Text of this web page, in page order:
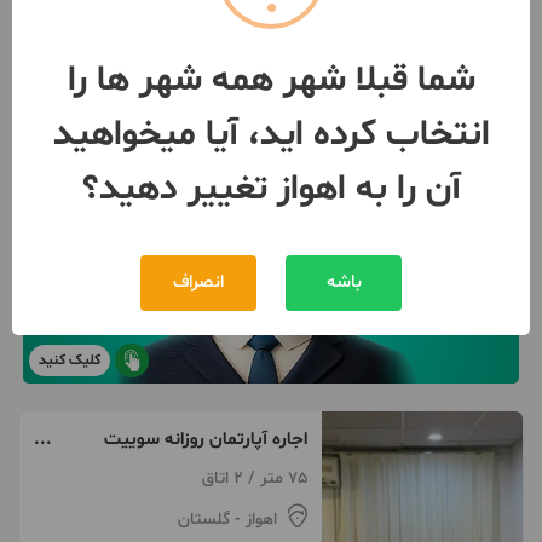
کلیک کنید
اجاره آپارتمان روزانه سوییت
سویت سوئیت
75 متر / 2 اتاق
اهواز - گلستان
شما قبلا شهر همه شهر ها را
انتخاب کرده اید، آیا میخواهید
آن را به اهواز تغییر دهید؟
باشه انصراف